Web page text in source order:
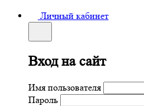
Личный кабинет
Вход на сайт
Имя пользователя
Пароль